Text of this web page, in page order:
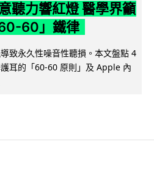
聽力響紅燈 醫學界籲
60」鐵律
致永久性噪音性聽損。本文盤點 4
耳的「60-60 原則」及 Apple 內